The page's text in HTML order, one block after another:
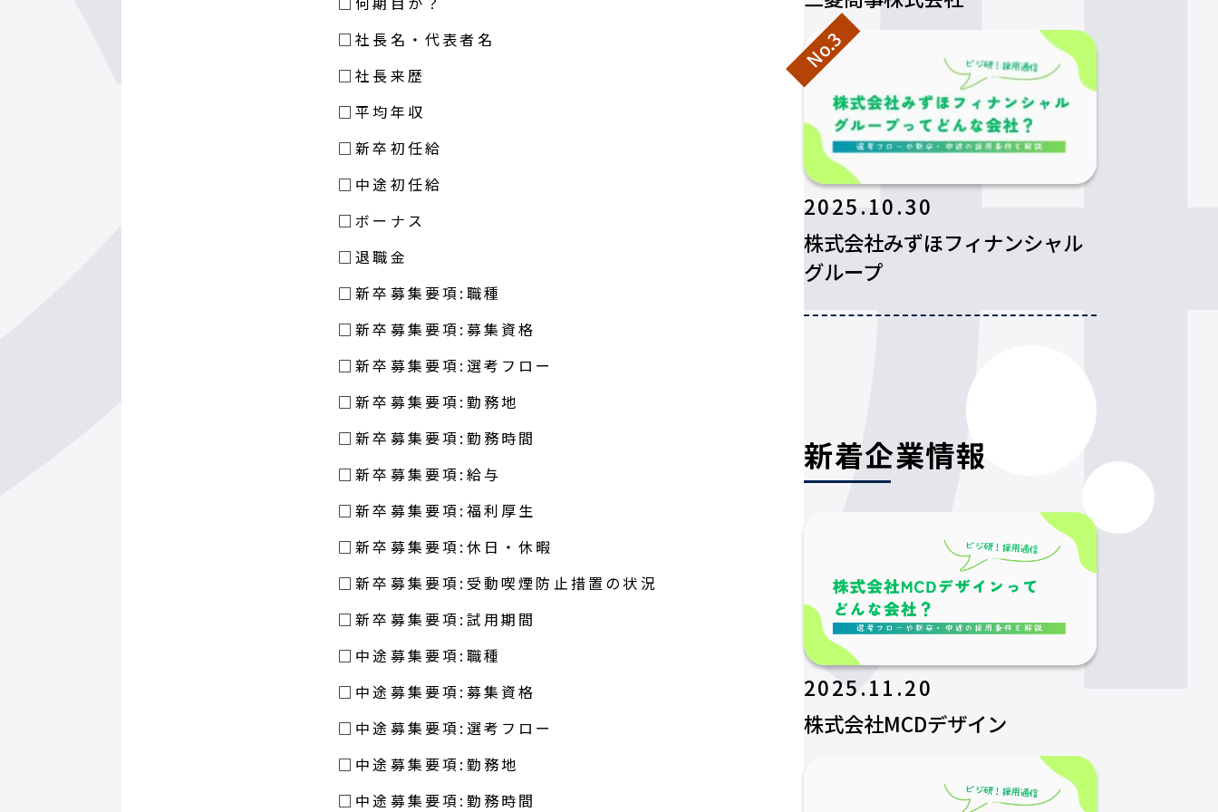
□社長名・代表者名
□社長来歴
□平均年収
□新卒初任給
□中途初任給
□ボーナス
□退職金
□新卒募集要項:職種
□新卒募集要項:募集資格
□新卒募集要項:選考フロー
□新卒募集要項:勤務地
□新卒募集要項:勤務時間
□新卒募集要項:給与
□新卒募集要項:福利厚生
□新卒募集要項:休日・休暇
□新卒募集要項:受動喫煙防止措置の状況
□新卒募集要項:試用期間
□中途募集要項:職種
□中途募集要項:募集資格
□中途募集要項:選考フロー
□中途募集要項:勤務地
□中途募集要項:勤務時間
No.3
2025.10.30
株式会社みずほフィナンシャル
グループ
新着企業情報
2025.11.20
株式会社MCDデザイン